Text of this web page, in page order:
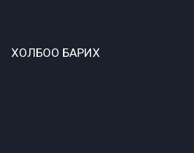
ХОЛБОО БАРИХ